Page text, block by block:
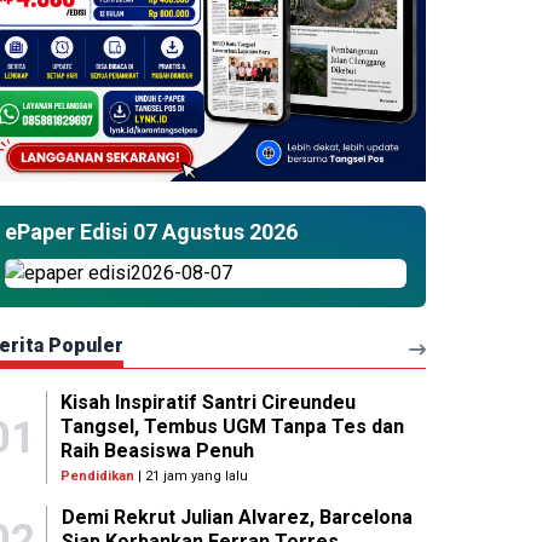
ePaper Edisi 07 Agustus 2026
Populer
Kisah Inspiratif Santri Cireundeu
Tangsel, Tembus UGM Tanpa Tes dan
Raih Beasiswa Penuh
Pendidikan | 21 jam yang lalu
Demi Rekrut Julian Alvarez, Barcelona